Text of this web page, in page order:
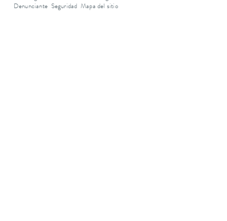
Denunciante Seguridad Mapa del sitio